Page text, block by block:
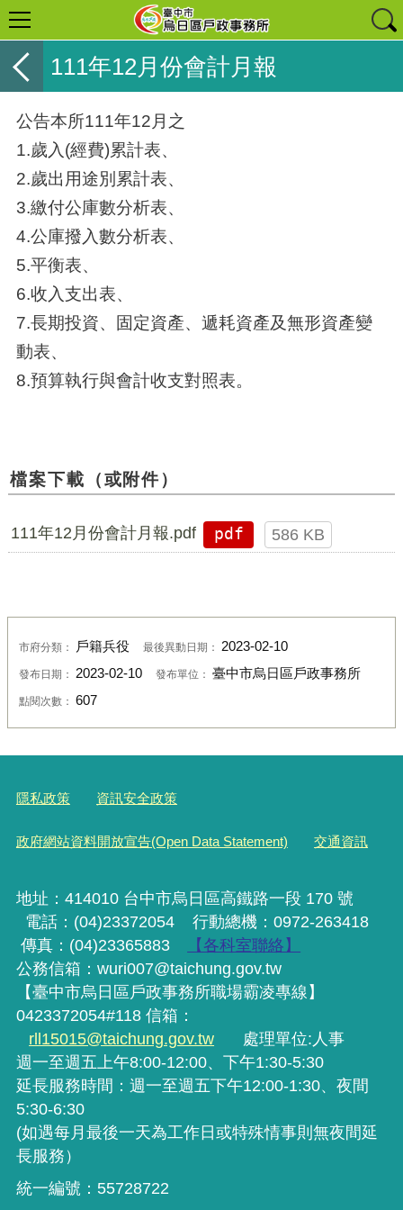
111年12月份會計月報
公告本所111年12月之
1.歲入(經費)累計表、
2.歲出用途別累計表、
3.繳付公庫數分析表、
4.公庫撥入數分析表、
5.平衡表、
6.收入支出表、
7.長期投資、固定資產、遞耗資產及無形資產變
動表、
8.預算執行與會計收支對照表。
檔案下載（或附件）
111年12月份會計月報.pdf pdf 586 KB
市府分類： 戶籍兵役 最後異動日期： 2023-02-10
發布日期： 2023-02-10 發布單位： 臺中市烏日區戶政事務所
點閱次數： 607
隱私政策 資訊安全政策
政府網站資料開放宣告(Open Data Statement) 交通資訊
地址：414010 台中市烏日區高鐵路一段 170 號
電話：(04)23372054 行動總機 ：0972-263418
傳真：(04)23365883
【各科室聯絡】
公務信箱：wuri007@taichung.gov.tw
【臺中市烏日區戶政事務所職場霸凌專線】
0423372054#118 信箱：
rll15015@taichung.gov.tw
處理單位:人事
週一至週五上午8:00-12:00、下午1:30-5:30
延長服務時間：週一至週五下午12:00-1:30、夜間
5:30-6:30
(如遇每月最後一天為工作日或特殊情事則無夜間延
長服務）
統一編號：55728722